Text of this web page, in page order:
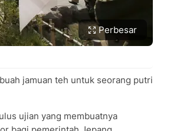
Perbesar
jamuan teh untuk seorang putri
ujian yang membuatnya